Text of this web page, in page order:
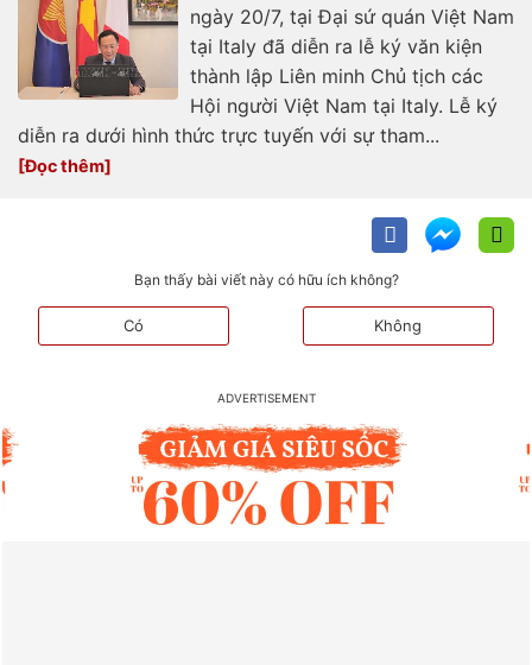
ngày 20/7, tại Đại sứ quán Việt Nam
tại Italy đã diễn ra lễ ký văn kiện
thành lập Liên minh Chủ tịch các
Hội người Việt Nam tại Italy. Lễ ký
diễn ra dưới hình thức trực tuyến với sự tham...
Bạn thấy bài viết này có hữu ích không?
Có Không